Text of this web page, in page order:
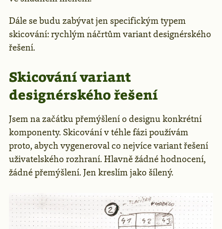
Dále se budu zabývat jen specifickým typem
skicování: rychlým náčrtům variant designérského
řešení.
Skicování variant
designérského řešení
Jsem na začátku přemýšlení o designu konkrétní
komponenty. Skicování v téhle fázi používám
proto, abych vygeneroval co nejvíce variant řešení
uživatelského rozhraní. Hlavně žádné hodnocení,
žádné přemýšlení. Jen kreslím jako šílený.